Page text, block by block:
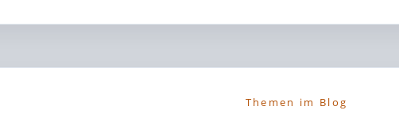
Themen im Blog